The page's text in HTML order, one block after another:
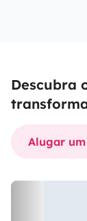
Descubra
Alugar